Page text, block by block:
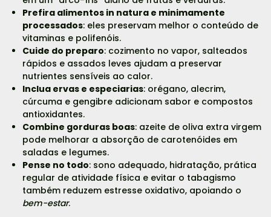
Prefira alimentos in natura e minimamente
processados: eles preservam melhor o conteúdo de
vitaminas e polifenóis.
Cuide do preparo: cozimento no vapor, salteados
rápidos e assados leves ajudam a preservar
nutrientes sensíveis ao calor.
Inclua ervas e especiarias: orégano, alecrim,
cúrcuma e gengibre adicionam sabor e compostos
antioxidantes.
Combine gorduras boas: azeite de oliva extra virgem
pode melhorar a absorção de carotenóides em
saladas e legumes.
Pense no todo: sono adequado, hidratação, prática
regular de atividade física e evitar o tabagismo
também reduzem estresse oxidativo, apoiando o
bem-estar.